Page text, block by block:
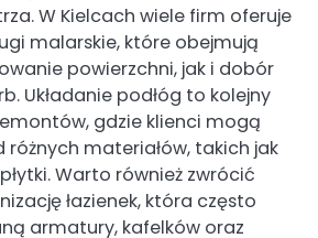
W Kielcach wiele firm oferuje
malarskie, które obejmują
powierzchni, jak i dobór
Układanie podłóg to kolejny
gdzie klienci mogą
materiałów, takich jak
Warto również zwrócić
łazienek, która często
armatury, kafelków oraz